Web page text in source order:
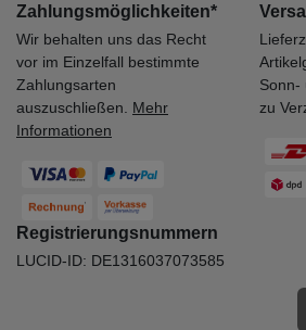
Zahlungsmöglichkeiten*
Wir behalten uns das Recht
vor im Einzelfall bestimmte
Zahlungsarten
auszuschließen. Mehr
Informationen
Sonn-
zu
Registrierungsnummern
LUCID-ID: DE1316037073585